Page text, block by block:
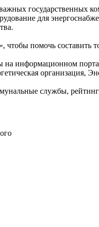
государственных
для
чтобы помочь составить
информационном
организация,
службы, рейтинг